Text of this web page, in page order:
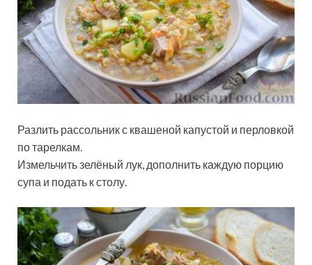
Разлить рассольник с квашеной капустой и перловкой
по тарелкам.
Измельчить зелёный лук, дополнить каждую порцию
супа и подать к столу.